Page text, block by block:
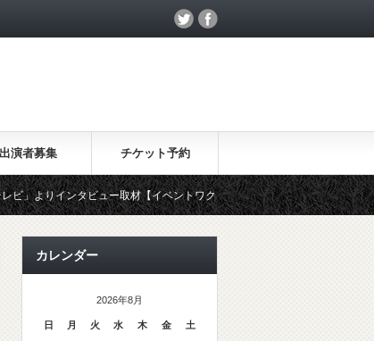
出演者募集 チケット予約
ー取材【イベントワクワク割】について、MOHANAKが放送されました。
カレンダー
2026年8月
日 月 火 水 木 金 土